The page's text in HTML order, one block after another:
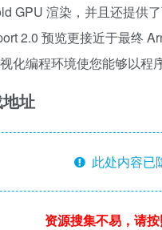
GPU 渲染，并且还提供
2.0 预览更接近于最终
化编程环境使您能够以程
址
此处内容已
资源搜集不易，请